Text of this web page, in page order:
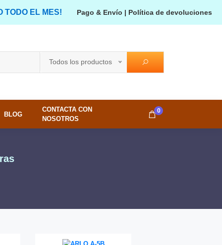
TODO EL MES! Pago & Envío | Política de devoluciones
Todos los productos
BLOG
CONTACTA CON
NOSOTROS
0